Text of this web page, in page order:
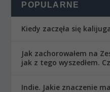
POPULARNE
Kiedy zaczęła się
Jak zachorowałem na
jak z tego wyszedłem.
Indie. Jakie znaczenie